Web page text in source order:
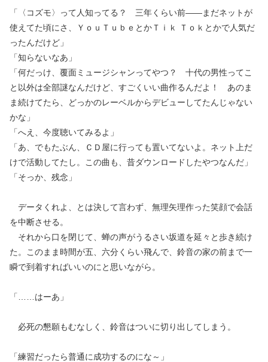
「〈コズモ〉って人知ってる？ 三年くらい前――まだネットが
使えてた頃にさ、ＹｏｕＴｕｂｅとかＴｉｋ Ｔｏｋとかで人気だ
ったんだけど」
「知らないなあ」
「何だっけ、覆面ミュージシャンってやつ？ 十代の男性ってこ
と以外は全部謎なんだけど、すごくいい曲作るんだよ！ あのま
ま続けてたら、どっかのレーベルからデビューしてたんじゃない
かな」
「へえ、今度聴いてみるよ」
「あ、でもたぶん、ＣＤ屋に行っても置いてないよ。ネット上だ
けで活動してたし。この曲も、昔ダウンロードしたやつなんだ」
「そっか、残念」
データくれよ、とは決して言わず、無理矢理作った笑顔で会話
を中断させる。
それから口を閉じて、蝉の声がうるさい坂道を延々と歩き続け
た。このまま時間が五、六分くらい飛んで、鈴音の家の前まで一
瞬で到着すればいいのにと思いながら。
「……はーあ」
必死の懇願もむなしく、鈴音はついに切り出してしまう。
「練習だったら普通に成功するのにな～」